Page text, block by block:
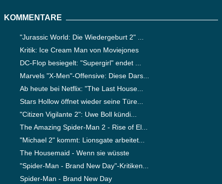
KOMMENTARE
"Jurassic World: Die Wiedergeburt 2" ...
Kritik: Ice Cream Man von Moviejones
DC-Flop besiegelt: "Supergirl" endet ...
Marvels "X-Men"-Offensive: Diese Dars...
Ab heute bei Netflix: "The Last House...
Stars Hollow öffnet wieder seine Türe...
"Citizen Vigilante 2": Uwe Boll kündi...
The Amazing Spider-Man 2 - Rise of El...
"Michael 2" kommt: Lionsgate arbeitet...
The Housemaid - Wenn sie wüsste
"Spider-Man - Brand New Day"-Kritiken...
Spider-Man - Brand New Day